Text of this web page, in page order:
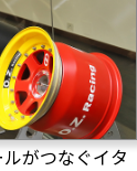
ルがつなぐイタ